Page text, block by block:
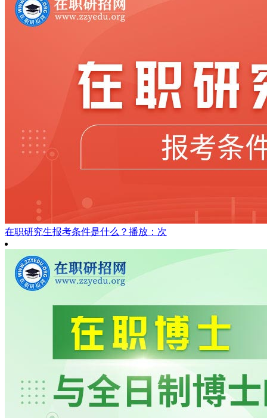
在职研究生报考条件是什么？ 播放：次